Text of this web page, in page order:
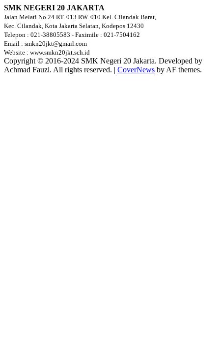
SMK NEGERI 20 JAKARTA
Jalan Melati No.24 RT. 013 RW. 010 Kel. Cilandak Barat,
Kec. Cilandak, Kota Jakarta Selatan, Kodepos 12430
Telepon : 021-38805583 - Faximile : 021-7504162
Email : smkn20jkt@gmail.com
Website : www.smkn20jkt.sch.id
Copyright © 2016-2024 SMK Negeri 20 Jakarta. Developed by
Achmad Fauzi. All rights reserved. | CoverNews by AF themes.